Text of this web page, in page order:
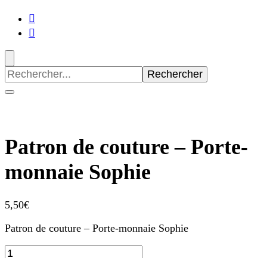
Recherche
pour
:
Patron de couture – Porte-
monnaie Sophie
5,50€
Patron de couture – Porte-monnaie Sophie
quantité